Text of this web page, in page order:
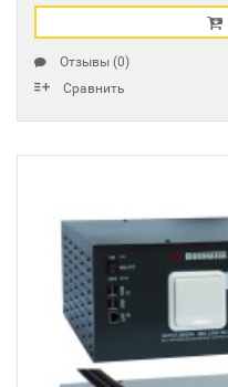
Отзывы (0)
Сравнить